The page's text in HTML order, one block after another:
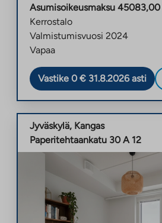
Asumisoikeusmaksu 45083,00
Kerrostalo
Valmistumisvuosi 2024
Vapaa
Vastike 0 € 31.8.2026 asti
Jyväskylä, Kangas
Paperitehtaankatu 30 A 12